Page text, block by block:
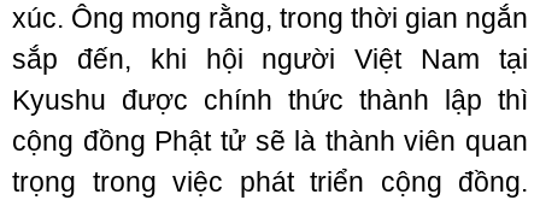
xúc. Ông mong rằng, trong thời gian ngắn
sắp đến, khi hội người Việt Nam tại
Kyushu được chính thức thành lập thì
cộng đồng Phật tử sẽ là thành viên quan
trọng trong việc phát triển cộng đồng.